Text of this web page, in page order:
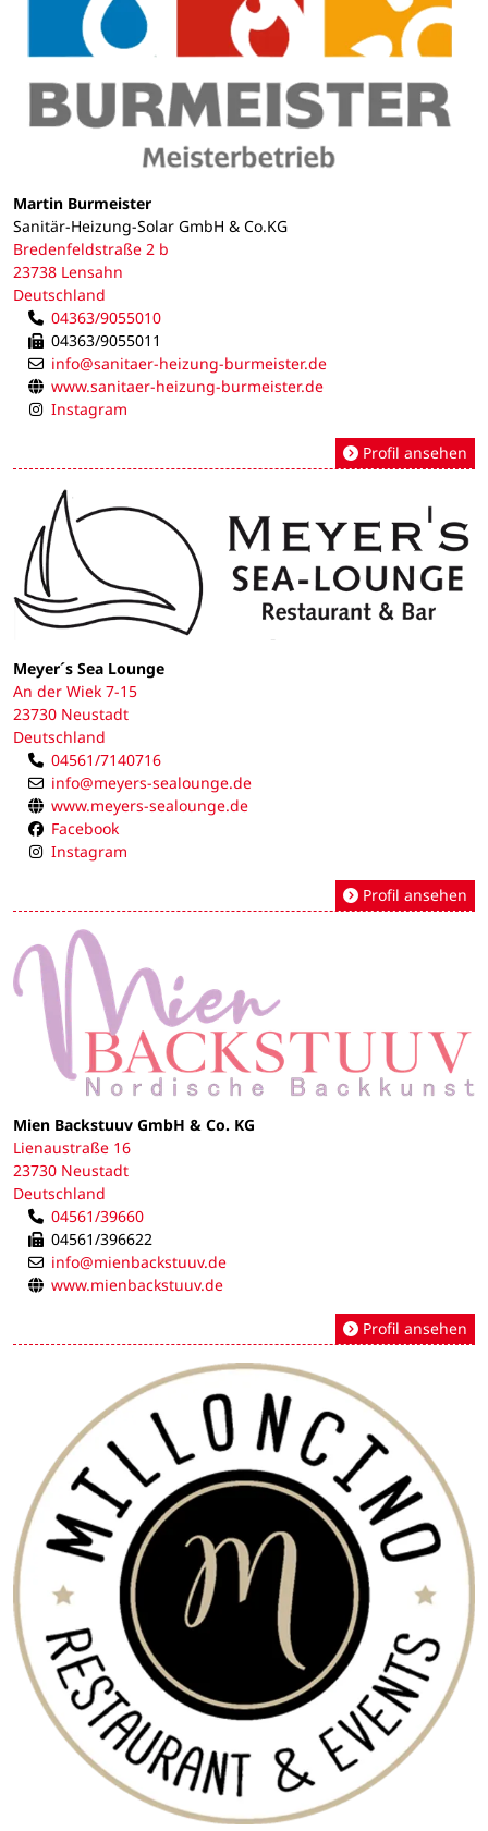
Martin Burmeister
Sanitär-Heizung-Solar GmbH & Co.KG
Bredenfeldstraße 2 b
23738 Lensahn
Deutschland
04363/9055010
04363/9055011
info@sanitaer-heizung-burmeister.de
www.sanitaer-heizung-burmeister.de
Instagram
Profil ansehen
Meyer´s Sea Lounge
An der Wiek 7-15
23730 Neustadt
Deutschland
04561/7140716
info@meyers-sealounge.de
www.meyers-sealounge.de
Facebook
Instagram
Profil ansehen
Mien Backstuuv GmbH & Co. KG
Lienaustraße 16
23730 Neustadt
Deutschland
04561/39660
04561/396622
info@mienbackstuuv.de
www.mienbackstuuv.de
Profil ansehen